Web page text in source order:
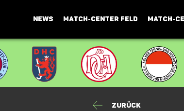
NEWS MATCH-CENTER FELD MATCH-
Zurück